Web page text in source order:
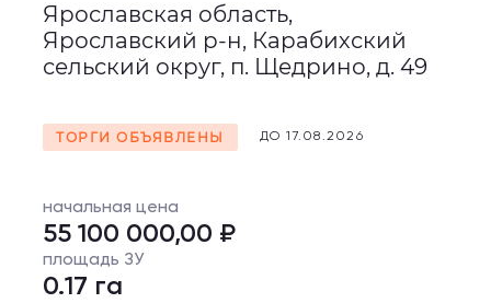
Ярославская область,
Ярославский р-н, Карабихский
сельский округ, п. Щедрино, д. 49
ТОРГИ ОБЪЯВЛЕНЫ ДО 17.08.2026
начальная цена
55 100 000,00 ₽
площадь ЗУ
0.17 га